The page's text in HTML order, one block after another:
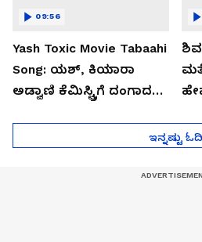
Yash Toxic Movie Tabaahi
Song: ಯಶ್‌, ಕಿಯಾರಾ
ಅಡ್ವಾಣಿ ಕೆಮಿಸ್ಟ್ರಿಗೆ ದಂಗಾದ
09:56
ಇನ್ನಷ್ಟು ಓದಿ